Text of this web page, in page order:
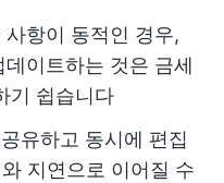
사항이 동적인 경우,
이트하는 것은 금세
기 쉽습니다
유하고 동시에 편집
지연으로 이어질 수